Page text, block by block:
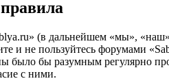
(в дальнейшем «мы»,
и не пользуйтесь форумами
было бы разумным регулярно
с ними.